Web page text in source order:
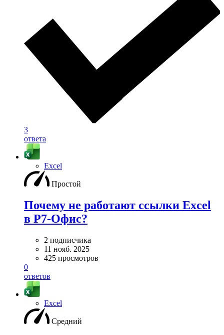
3
ответа
Excel
Простой
Почему не работают ссылки Excel
в Р7-Офис?
2 подписчика
11 нояб. 2025
425 просмотров
0
ответов
Excel
Средний